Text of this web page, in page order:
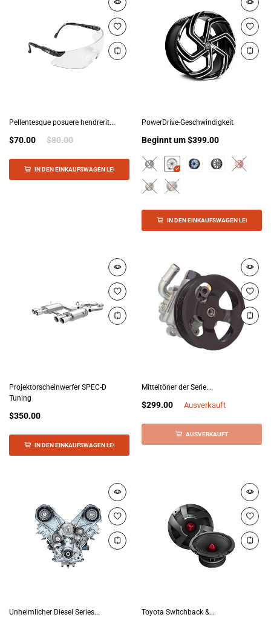
Pellentesque posuere hendrerit...
$70.00 $80.00
IN DEN EINKAUFSWAGEN LEGEN
PowerDrive-Geschwindigkeit
Beginnt um$399.00
IN DEN EINKAUFSWAGEN LEGEN
Projektorscheinwerfer SPEC-D
Tuning
$350.00
IN DEN EINKAUFSWAGEN LEGEN
Mitteltöner der Serie...
$299.00 Ausverkauft
AUSVERKAUFT
Unheimlicher Diesel Series... Toyota Switchback &...